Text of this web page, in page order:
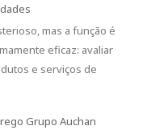
mas a função é
eficaz: avaliar
e serviços de
Grupo Auchan